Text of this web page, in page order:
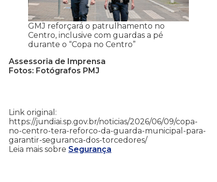
GMJ reforçará o patrulhamento no
Centro, inclusive com guardas a pé
durante o “Copa no Centro”
Assessoria de Imprensa
Fotos: Fotógrafos PMJ
Link original:
https://jundiai.sp.gov.br/noticias/2026/06/09/copa-
no-centro-tera-reforco-da-guarda-municipal-para-
garantir-seguranca-dos-torcedores/
Leia mais sobre Segurança